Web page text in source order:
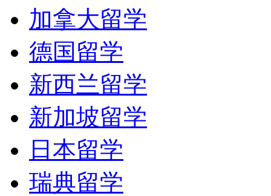
加拿大留学
德国留学
新西兰留学
新加坡留学
日本留学
瑞典留学